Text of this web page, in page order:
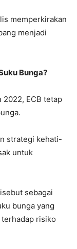
memperkirakan
menjadi
Bunga?
ECB tetap
strategi kehati-
untuk
sebagai
bunga yang
risiko